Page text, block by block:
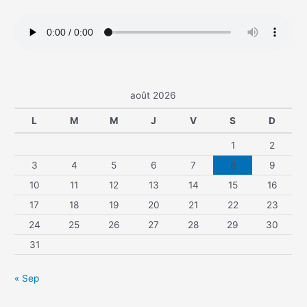
août 2026
L M M J V S D
1
2
3
4 5 6 7 8
9
10
11 12 13 14 15
16
17
18 19 20 21 22
23
24
25 26 27 28 29
30
31
« Sep